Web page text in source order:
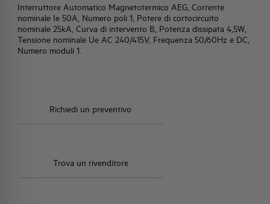
Interruttore Automatico Magnetotermico AEG, Corrente
nominale Ie 50A, Numero poli 1, Potere di cortocircuito
nominale 25kA, Curva di intervento B, Potenza dissipata 4,5W,
Tensione nominale Ue AC 240/415V, Frequenza 50/60Hz e DC,
Numero moduli 1.
Richiedi un preventivo
Trova un rivenditore